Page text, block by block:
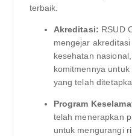
terbaik.
Akreditasi: RSUD
mengejar
kesehatan
komitmennya
yang telah
Program
telah menerapkan
untuk mengurangi